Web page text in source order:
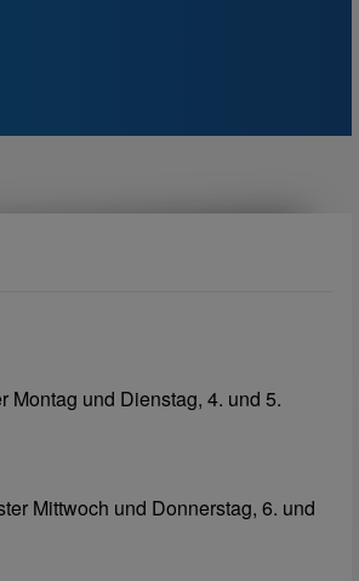
Montag und Dienstag, 4. und 5.
Mittwoch und Donnerstag, 6. und